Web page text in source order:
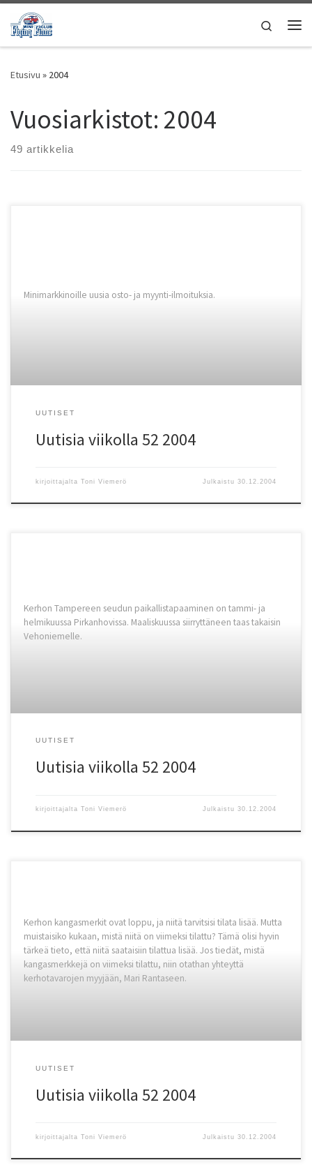
Skip to content
Search
Etusivu » 2004
Vuosiarkistot: 2004
49 artikkelia
Minimarkkinoille uusia osto- ja myynti-ilmoituksia.
UUTISET
Uutisia viikolla 52 2004
kirjoittajalta Toni Viemerö Julkaistu30.12.2004
Kerhon Tampereen seudun paikallistapaaminen on tammi- ja
helmikuussa Pirkanhovissa. Maaliskuussa siirryttäneen taas takaisin
Vehoniemelle.
UUTISET
Uutisia viikolla 52 2004
kirjoittajalta Toni Viemerö Julkaistu30.12.2004
Kerhon kangasmerkit ovat loppu, ja niitä tarvitsisi tilata lisää. Mutta
muistaisiko kukaan, mistä niitä on viimeksi tilattu? Tämä olisi hyvin
tärkeä tieto, että niitä saataisiin tilattua lisää. Jos tiedät, mistä
kangasmerkkejä on viimeksi tilattu, niin otathan yhteyttä
kerhotavarojen myyjään, Mari Rantaseen.
UUTISET
Uutisia viikolla 52 2004
kirjoittajalta Toni Viemerö Julkaistu30.12.2004